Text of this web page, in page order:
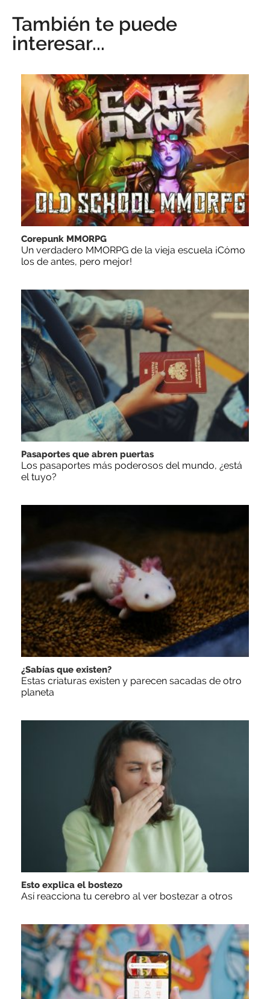
También te puede
interesar...
Corepunk MMORPG
Un verdadero MMORPG de la vieja escuela ¡Cómo
los de antes, pero mejor!
Pasaportes que abren puertas
Los pasaportes más poderosos del mundo, ¿está
el tuyo?
¿Sabías que existen?
Estas criaturas existen y parecen sacadas de otro
planeta
Esto explica el bostezo
Así reacciona tu cerebro al ver bostezar a otros